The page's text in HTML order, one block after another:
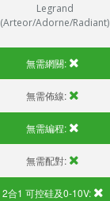
Legrand
(Arteor/Adorne/Radiant)
無需網關:
無需佈線:
無需編程:
無需配對:
2合1 可控硅及0-10V: